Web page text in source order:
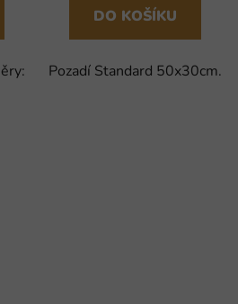
DO KOŠÍKU
Pozadí Standard 50x30cm.